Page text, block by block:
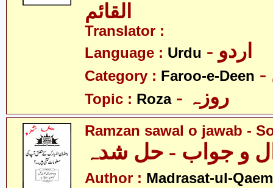
القائم
Translator :
Language : Urdu - اردو
Category : Faroo-e-Deen
Topic : Roza - روزہ
Ramzan sawal o jawab -
و جواب - حل شدہ
Author : Madrasat-ul-